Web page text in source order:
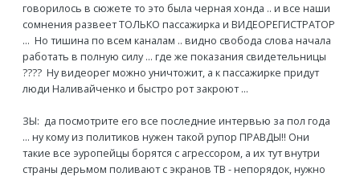
говорилось в сюжете то это была черная хонда .. и все наши
сомнения развеет ТОЛЬКО пассажирка и ВИДЕОРЕГИСТРАТОР
... Но тишина по всем каналам .. видно свобода слова начала
работать в полную силу ... где же показания свидетельницы
???? Ну видеорег можно уничтожит, а к пассажирке придут
люди Наливайченко и быстро рот закроют ...
ЗЫ: да посмотрите его все последние интервью за пол года
... ну кому из политиков нужен такой рупор ПРАВДЫ!! Они
такие все эуропейцы борятся с агрессором, а их тут внутри
страны дерьмом поливают с экранов ТВ - непорядок, нужно